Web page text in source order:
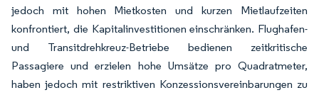
jedoch mit hohen Mietkosten und kurzen Mietlaufzeiten
konfrontiert, die Kapitalinvestitionen einschränken. Flughafen-
und Transitdrehkreuz-Betriebe bedienen zeitkritische
Passagiere und erzielen hohe Umsätze pro Quadratmeter,
haben jedoch mit restriktiven Konzessionsvereinbarungen zu